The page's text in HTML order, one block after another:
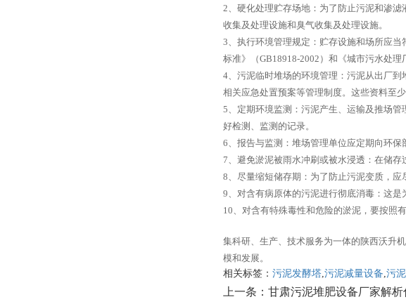
2、硬化处理贮存场地：为了防止污泥和渗
收集及处理设施和臭气收集及处理设施。
3、执行环境管理规定：贮存设施和场所应
标准》（GB18918-2002）和《城市污水处理
4、污泥临时堆场的环境管理：污泥从出厂
相关应急处置预案等管理制度。这些资料至少
5、定期环境监测：污泥产生、运输及推场
好检测、监测的记录。
6、报告与监测：堆场管理单位应定期向环保
7、避免淤泥被雨水冲刷或被水浸透：在储存
8、尽量缩短储存期：为了防止污泥变质，应
9、对含有病原体的污泥进行彻底消毒：这是
10、对含有特殊毒性和危险的淤泥，要按照
集科研、生产、技术服务为一体的陕西沃升
模和发展。
相关标签： 污泥发酵塔,污泥减量设备,污
上一条： 甘肃污泥堆肥设备厂家解析